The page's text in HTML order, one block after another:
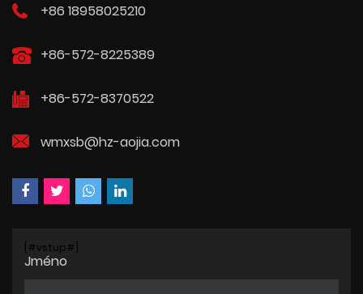
+86 18958025210
+86-572-8225389
+86-572-8370522
wmxsb@hz-aojia.com
[#vstup#]
Jméno